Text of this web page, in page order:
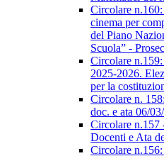
Circolare
cinema per
del Piano
Scuola” -
Circolare
2025-2026.
per la
Circolare n.
doc. e ata 06/
Circolare n.157
Docenti e Ata
Circolare